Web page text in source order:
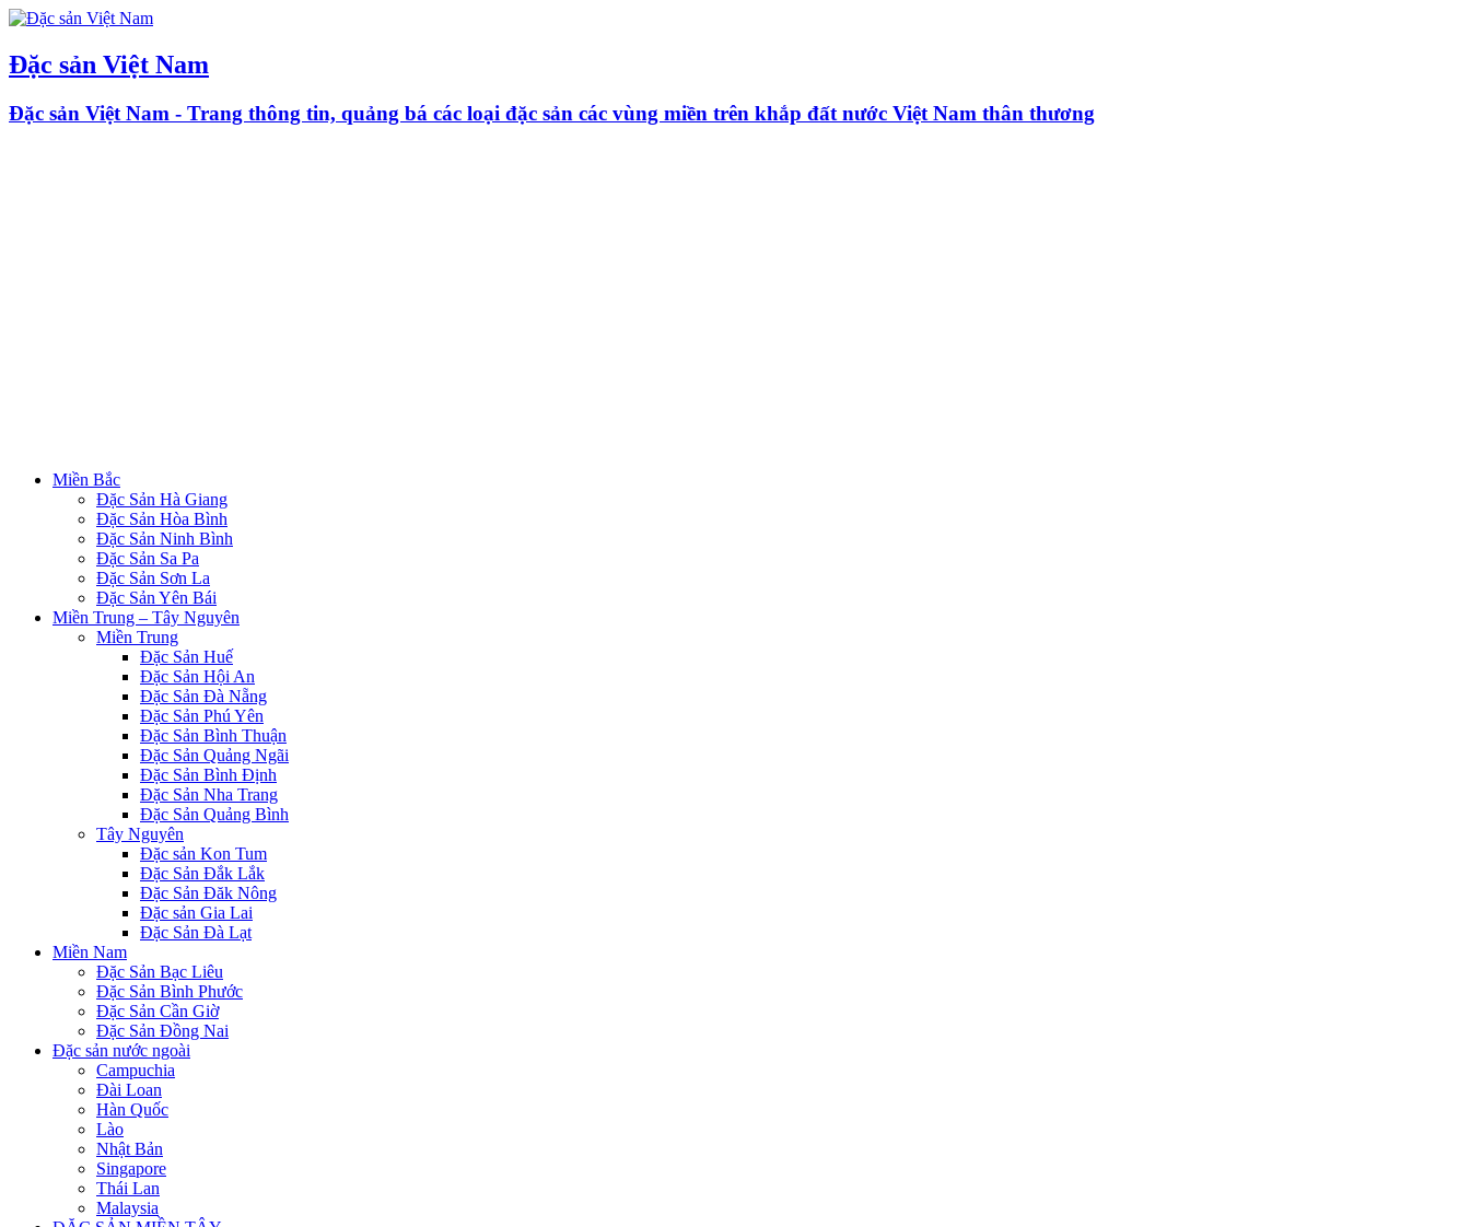
Đặc sản Việt Nam
Đặc sản Việt Nam - Trang thông tin, quảng bá các loại đặc sản các vùng miền trên khắp đất nước Việt Nam thân thương
Miền Bắc
Đặc Sản Hà Giang
Đặc Sản Hòa Bình
Đặc Sản Ninh Bình
Đặc Sản Sa Pa
Đặc Sản Sơn La
Đặc Sản Yên Bái
Miền Trung – Tây Nguyên
Miền Trung
Đặc Sản Huế
Đặc Sản Hội An
Đặc Sản Đà Nẵng
Đặc Sản Phú Yên
Đặc Sản Bình Thuận
Đặc Sản Quảng Ngãi
Đặc Sản Bình Định
Đặc Sản Nha Trang
Đặc Sản Quảng Bình
Tây Nguyên
Đặc sản Kon Tum
Đặc Sản Đắk Lắk
Đặc Sản Đăk Nông
Đặc sản Gia Lai
Đặc Sản Đà Lạt
Miền Nam
Đặc Sản Bạc Liêu
Đặc Sản Bình Phước
Đặc Sản Cần Giờ
Đặc Sản Đồng Nai
Đặc sản nước ngoài
Campuchia
Đài Loan
Hàn Quốc
Lào
Nhật Bản
Singapore
Thái Lan
Malaysia